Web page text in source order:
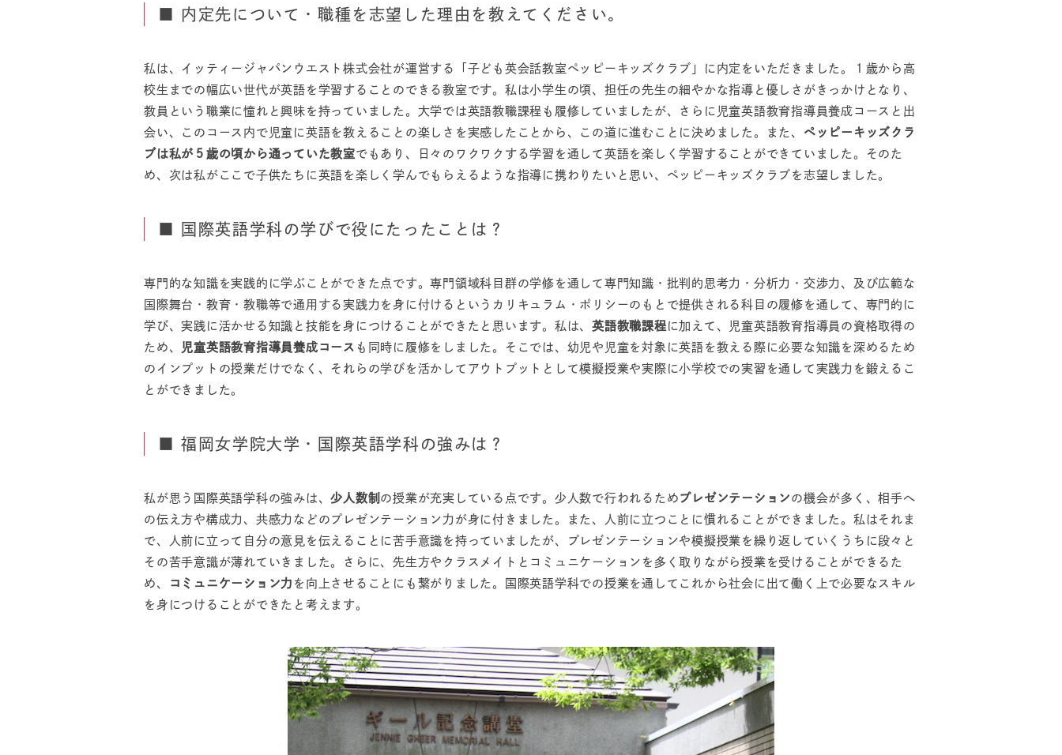
■ 内定先について・職種を志望した理由を教えてください。
私は、イッティージャパンウエスト株式会社が運営する「子ども英会話教室ペッピーキッズクラブ」に内定をいただきました。１歳から高
校生までの幅広い世代が英語を学習することのできる教室です。私は小学生の頃、担任の先生の細やかな指導と優しさがきっかけとなり、
教員という職業に憧れと興味を持っていました。大学では英語教職課程も履修していましたが、さらに児童英語教育指導員養成コースと出
会い、このコース内で児童に英語を教えることの楽しさを実感したことから、この道に進むことに決めました。また、 ペッピーキッズクラ
ブは私が５歳の頃から通っていた教室でもあり、日々のワクワクする学習を通して英語を楽しく学習することができていました。そのた
め、次は私がここで子供たちに英語を楽しく学んでもらえるような指導に携わりたいと思い、ペッピーキッズクラブを志望しました。
■ 国際英語学科の学びで役にたったことは？
専門的な知識を実践的に学ぶことができた点です。専門領域科目群の学修を通して専門知識・批判的思考力・分析力・交渉力、及び広範な
国際舞台・教育・教職等で通用する実践力を身に付けるというカリキュラム・ポリシーのもとで提供される科目の履修を通して、専門的に
学び、実践に活かせる知識と技能を身につけることができたと思います。私は、 英語教職課程 に加えて、児童英語教育指導員の資格取得の
ため、
児童英語教育指導員養成コース も同時に履修をしました。そこでは、幼児や児童を対象に英語を教える際に必要な知識を深めるため
のインプットの授業だけでなく、それらの学びを活かしてアウトプットとして模擬授業や実際に小学校での実習を通して実践力を鍛えるこ
とができました。
■ 福岡女学院大学・国際英語学科の強みは？
私が思う国際英語学科の強みは、少人数制 の授業が充実している点です。少人数で行われるため プレゼンテーション の機会が多く、相手へ
の伝え方や構成力、共感力などのプレゼンテーション力が身に付きました。また、人前に立つことに慣れることができました。私はそれま
で、人前に立って自分の意見を伝えることに苦手意識を持っていましたが、プレゼンテーションや模擬授業を繰り返していくうちに段々と
その苦手意識が薄れていきました。さらに、先生方やクラスメイトとコミュニケーションを多く取りながら授業を受けることができるた
め、
コミュニケーション力 を向上させることにも繋がりました。国際英語学科での授業を通してこれから社会に出て働く上で必要なスキル
を身につけることができたと考えます。